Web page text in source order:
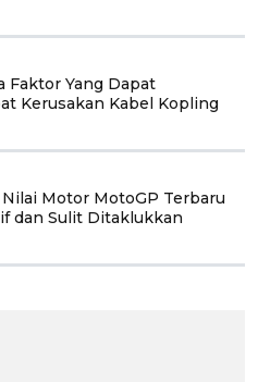
Faktor Yang Dapat
Kerusakan Kabel Kopling
Motor MotoGP Terbaru
dan Sulit Ditaklukkan